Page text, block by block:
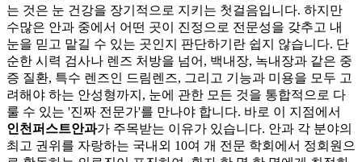
는 것은 눈 건강을 장기적으로 지키는 첫걸음입니다. 하지만
수많은 안과 중에서 어떤 곳이 진정으로 전문성을 갖추고 내
눈을 믿고 맡길 수 있는 곳인지 판단하기란 쉽지 않습니다. 단
순한 시력 검사나 렌즈 처방을 넘어, 백내장, 녹내장과 같은 중
증 질환, 특수 렌즈인 드림렌즈, 그리고 기능과 미용을 모두 고
려해야 하는 안성형까지, 눈에 관한 모든 것을 통합적으로 다
룰 수 있는 '진짜 전문가'를 만나야 합니다. 바로 이 지점에서
인천퍼스트안과가 주목받는 이유가 있습니다. 안과 각 분야의
최고 권위를 자랑하는 국내외 10여 개 전문 학회에서 정회원으